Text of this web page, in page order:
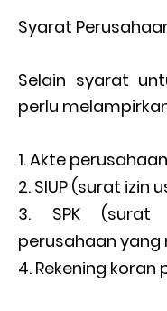
Syarat
Selain syarat
perlu
Akte perusahaan
SIUP (surat izin
SPK
perusahaan yang
Rekening koran